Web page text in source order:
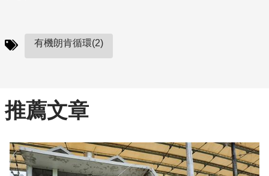
有機朗肯循環(2)
推薦文章